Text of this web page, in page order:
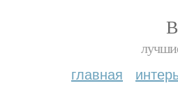
главная